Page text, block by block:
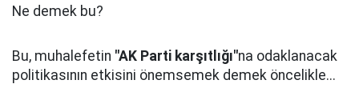
Ne demek bu?
Bu, muhalefetin "AK Parti karşıtlığı"na odaklanacak
politikasının etkisini önemsemek demek öncelikle...